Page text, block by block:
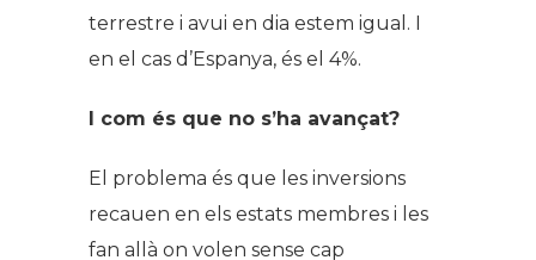
terrestre i avui en dia estem igual. I
en el cas d’Espanya, és el 4%.
I com és que no s’ha avançat?
El problema és que les inversions
recauen en els estats membres i les
fan allà on volen sense cap